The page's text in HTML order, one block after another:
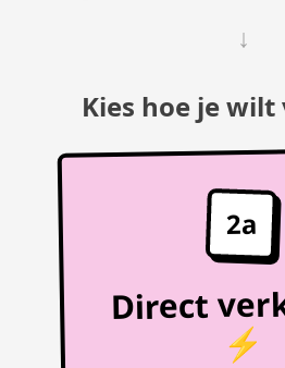
↓
Kies hoe je
2a
Direct
⚡